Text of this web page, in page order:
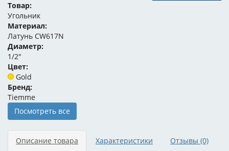
Товар:
Угольник
Материал:
Латунь CW617N
Диаметр:
1/2"
Цвет:
Gold
Бренд:
Tiemme
Посмотреть все
Описание товара Характеристики Отзывы (0)